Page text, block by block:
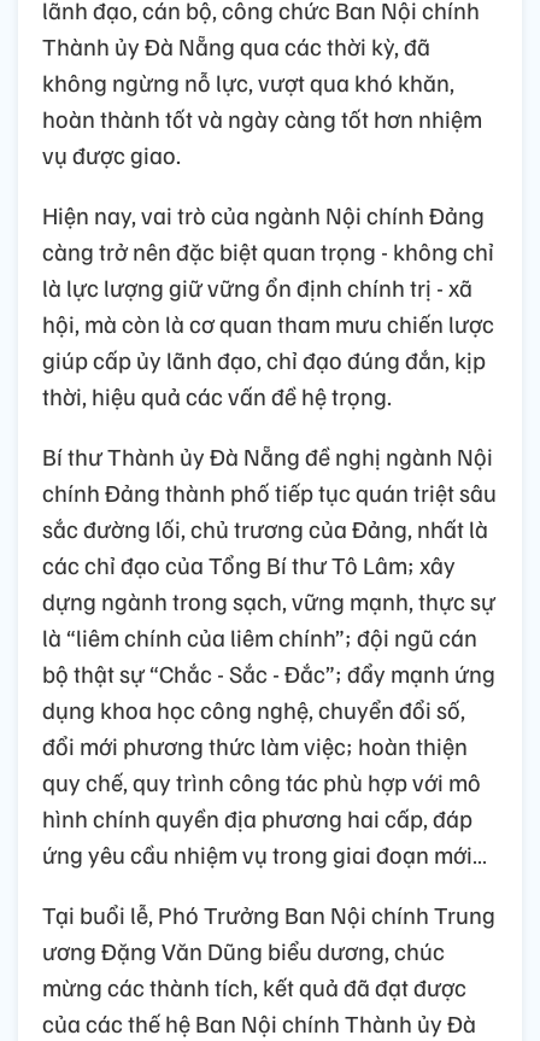
lãnh đạo, cán bộ, công chức Ban Nội chính
Thành ủy Đà Nẵng qua các thời kỳ, đã
không ngừng nỗ lực, vượt qua khó khăn,
hoàn thành tốt và ngày càng tốt hơn nhiệm
vụ được giao.
Hiện nay, vai trò của ngành Nội chính Đảng
càng trở nên đặc biệt quan trọng - không chỉ
là lực lượng giữ vững ổn định chính trị - xã
hội, mà còn là cơ quan tham mưu chiến lược
giúp cấp ủy lãnh đạo, chỉ đạo đúng đắn, kịp
thời, hiệu quả các vấn đề hệ trọng.
Bí thư Thành ủy Đà Nẵng đề nghị ngành Nội
chính Đảng thành phố tiếp tục quán triệt sâu
sắc đường lối, chủ trương của Đảng, nhất là
các chỉ đạo của Tổng Bí thư Tô Lâm; xây
dựng ngành trong sạch, vững mạnh, thực sự
là “liêm chính của liêm chính”; đội ngũ cán
bộ thật sự “Chắc - Sắc - Đắc”; đẩy mạnh ứng
dụng khoa học công nghệ, chuyển đổi số,
đổi mới phương thức làm việc; hoàn thiện
quy chế, quy trình công tác phù hợp với mô
hình chính quyền địa phương hai cấp, đáp
ứng yêu cầu nhiệm vụ trong giai đoạn mới…
Tại buổi lễ, Phó Trưởng Ban Nội chính Trung
ương Đặng Văn Dũng biểu dương, chúc
mừng các thành tích, kết quả đã đạt được
của các thế hệ Ban Nội chính Thành ủy Đà